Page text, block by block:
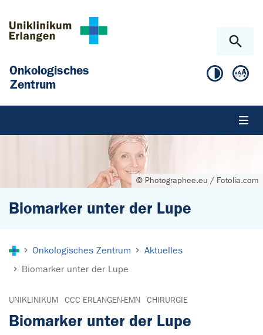
Onkologisches
Zentrum
© Photographee.eu / Fotolia.com
Biomarker unter der Lupe
Onkologisches Zentrum
Aktuelles
Biomarker unter der Lupe
UNIKLINIKUM CCC ERLANGEN-EMN CHIRURGIE
Biomarker unter der Lupe